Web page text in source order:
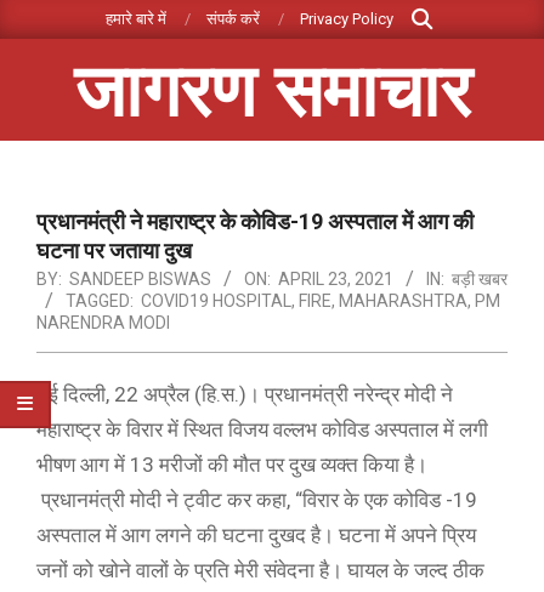
to
हमारे बारे में संपर्क करें Privacy Policy
Search
जागरण समाचार
Menuप्रधानमंत्री ने महाराष्ट्र के कोविड-19 अस्पताल में आग की
घटना पर जताया दुख
BY: SANDEEP BISWAS ON: APRIL 23, 2021 IN: बड़ी खबर
TAGGED: COVID19 HOSPITAL , FIRE, MAHARASHTRA, PM
NARENDRA MODI
नई दिल्ली, 22 अप्रैल (हि.स.)। प्रधानमंत्री नरेन्द्र मोदी ने
महाराष्ट्र के विरार में स्थित विजय वल्लभ कोविड अस्पताल में लगी
भीषण आग में 13 मरीजों की मौत पर दुख व्यक्त किया है।
प्रधानमंत्री मोदी ने ट्वीट कर कहा, “विरार के एक कोविड ​​-19
अस्पताल में आग लगने की घटना दुखद है। घटना में अपने प्रिय
जनों को खोने वालों के प्रति मेरी संवेदना है। घायल के जल्द ठीक